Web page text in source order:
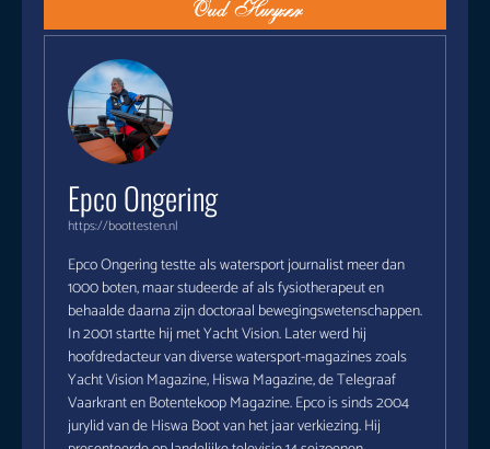
Epco Ongering
https://boottesten.nl
Epco Ongering testte als watersport journalist meer dan
1000 boten, maar studeerde af als fysiotherapeut en
behaalde daarna zijn doctoraal bewegingswetenschappen.
In 2001 startte hij met Yacht Vision. Later werd hij
hoofdredacteur van diverse watersport-magazines zoals
Yacht Vision Magazine, Hiswa Magazine, de Telegraaf
Vaarkrant en Botentekoop Magazine. Epco is sinds 2004
jurylid van de Hiswa Boot van het jaar verkiezing. Hij